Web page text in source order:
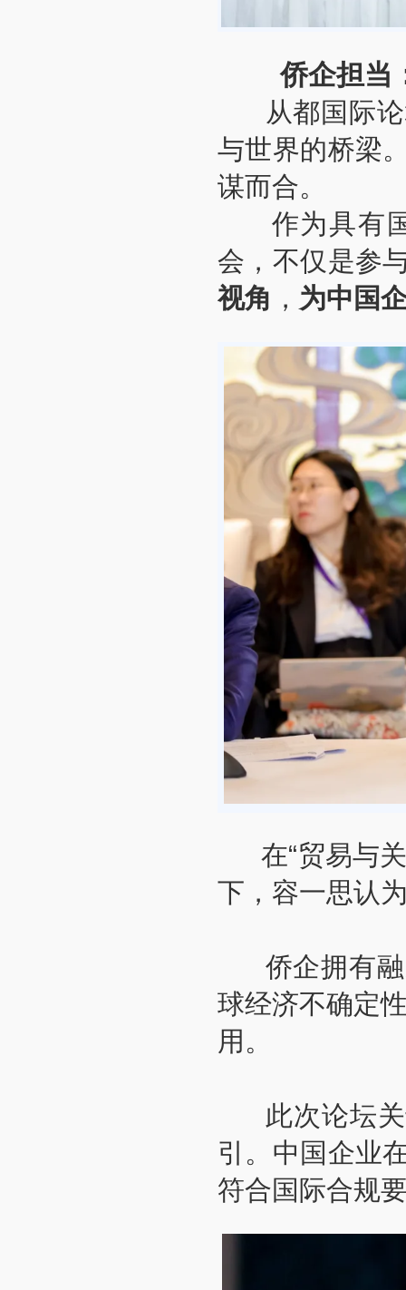
侨企担当
从都国际论
与世界的桥梁
谋而合。
作为具有国
会，不仅是参
视角 ， 为中国
在“贸易与关
下，容一思认
侨企拥有融
球经济不确定
用。
此次论坛关
引。中国企业
符合国际合规